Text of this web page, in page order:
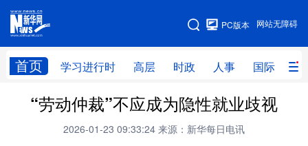
网站无障碍
PC版本
首页 学习进行时 高层 时政 人事 国际 财
网站地图
学习进行时 高层 时政 人事
财经 网评
“劳动仲裁”不应成为隐性就业歧视
2026-01-23 09:33:24 来源：新华每日电讯